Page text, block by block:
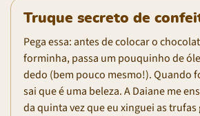
Truque secreto de
Pega essa: antes de colocar o
forminha, passa um pouquinho de
dedo (bem pouco mesmo!). Quando
sai que é uma beleza. A Daiane me
da quinta vez que eu xinguei as trufas